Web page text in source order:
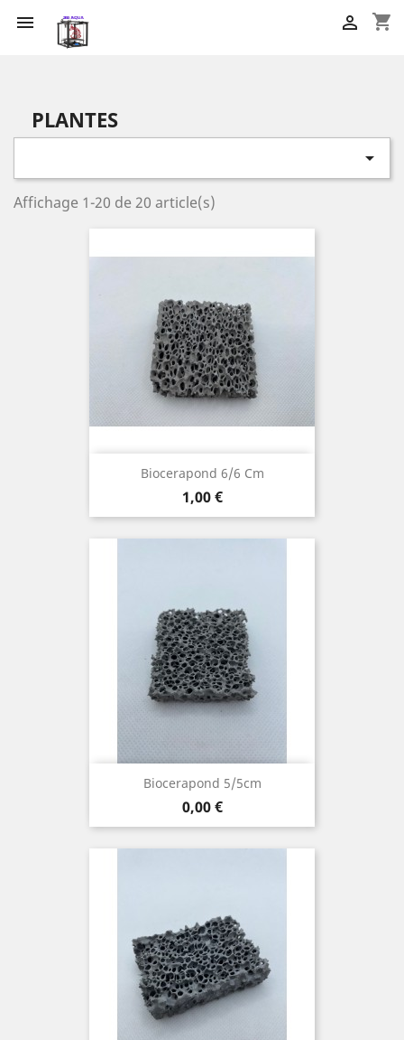
 shopping_cart

PLANTES

Affichage 1-20 de 20 article(s)
Biocerapond 6/6 Cm
Prix
1,00 €
Biocerapond 5/5cm
Prix
0,00 €